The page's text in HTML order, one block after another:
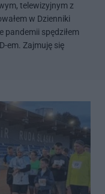
telewizyjnym z
w Dzienniki
pandemii spędziłem
em. Zajmuję się